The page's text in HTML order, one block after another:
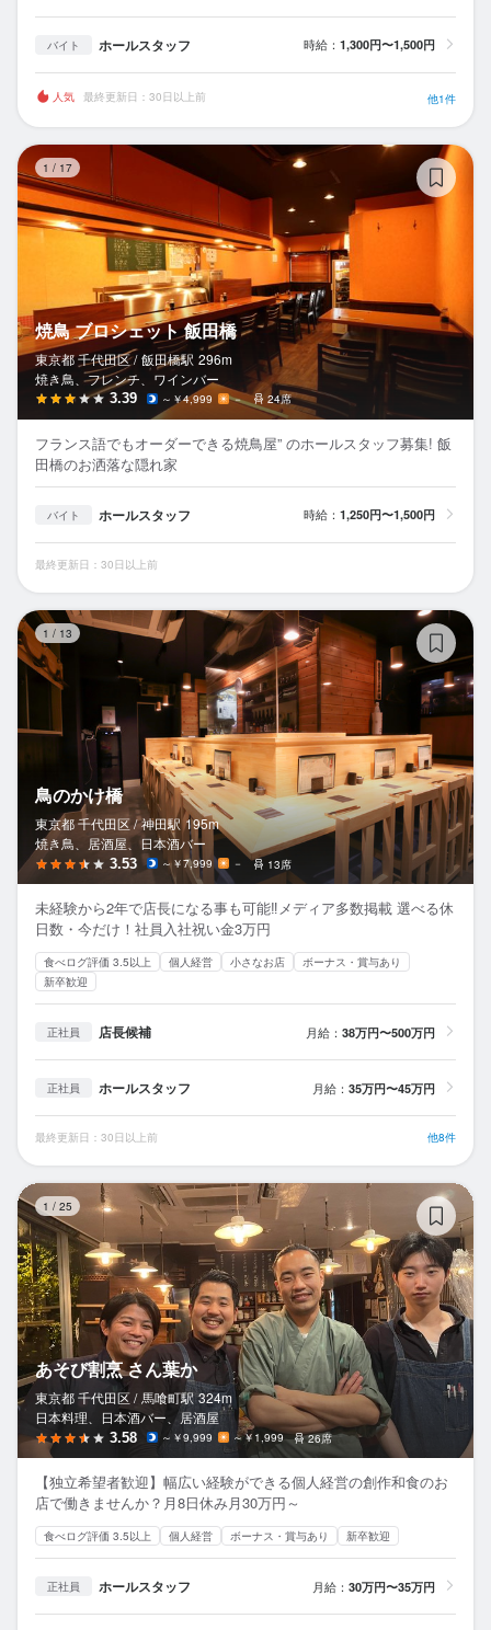
バイト ホールスタッフ 時給： 1,300円〜1,500円
人気 最終更新日：30日以上前 他1件
1 / 17
焼鳥 ブロシェット 飯田橋
東京都 千代田区 / 飯田橋駅 296m
焼き鳥、フレンチ、ワインバー
3.39 ～￥4,999 － 24席
フランス語でもオーダーできる焼鳥屋” のホールスタッフ募集! 飯
田橋のお洒落な隠れ家
バイト ホールスタッフ 時給： 1,250円〜1,500円
最終更新日：30日以上前
1 / 13
鳥のかけ橋
東京都 千代田区 / 神田駅 195m
焼き鳥、居酒屋、日本酒バー
3.53 ～￥7,999 － 13席
未経験から2年で店長になる事も可能‼メディア多数掲載 選べる休
日数・今だけ！社員入社祝い金3万円
食べログ評価 3.5以上 個人経営 小さなお店
ボーナス・賞与あり
新卒歓迎
正社員 店長候補 月給： 38万円〜500万円
正社員 ホールスタッフ 月給： 35万円〜45万円
最終更新日：30日以上前 他8件
1 / 25
あそび割烹 さん葉か
東京都 千代田区 / 馬喰町駅 324m
日本料理、日本酒バー、居酒屋
3.58 ～￥9,999 ～￥1,999 26席
【独立希望者歓迎】幅広い経験ができる個人経営の創作和食のお
店で働きませんか？月8日休み月30万円～
食べログ評価 3.5以上 個人経営 ボーナス・賞与あり 新卒歓迎
正社員 ホールスタッフ 月給： 30万円〜35万円